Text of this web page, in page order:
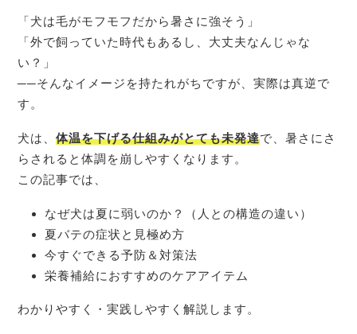
「犬は毛がモフモフだから暑さに強そう」
「外で飼っていた時代もあるし、大丈夫なんじゃな
い？」
──そんなイメージを持たれがちですが、実際は真逆で
す。
犬は、体温を下げる仕組みがとても未発達で、暑さにさ
らされると体調を崩しやすくなります。
この記事では、
なぜ犬は夏に弱いのか？（人との構造の違い）
夏バテの症状と見極め方
今すぐできる予防＆対策法
栄養補給におすすめのケアアイテム
わかりやすく・実践しやすく解説します。